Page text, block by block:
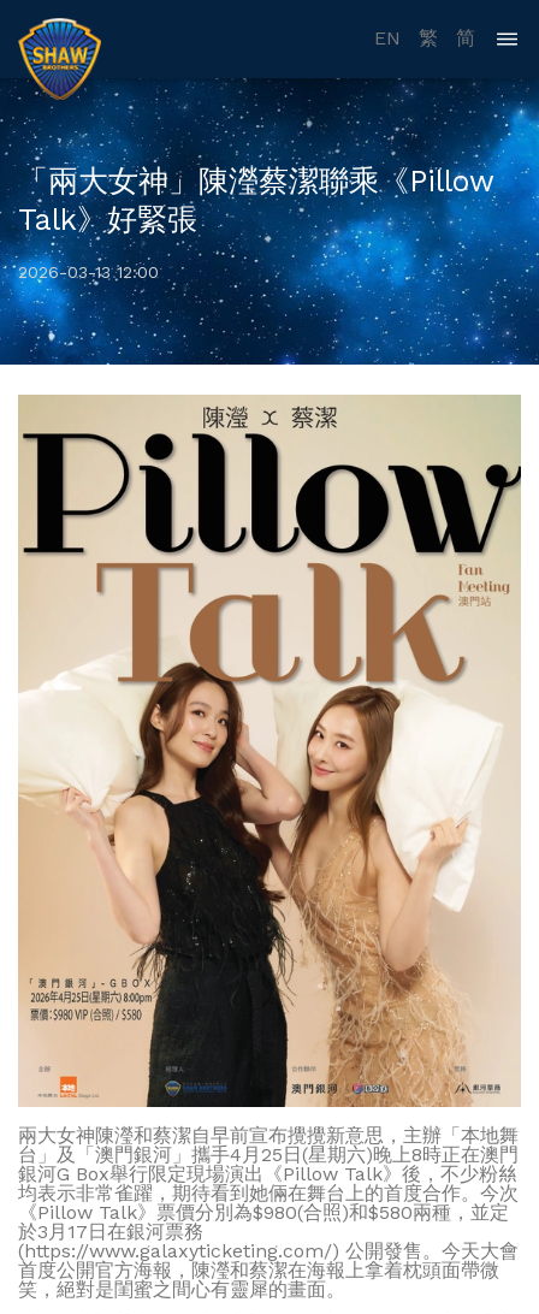
EN 繁 简
「兩大女神」陳瀅蔡潔聯乘《Pillow
Talk》好緊張
2026-03-13 12:00
兩大女神陳瀅和蔡潔自早前宣布攪攪新意思，主辦「本地舞
台」及「澳門銀河」攜手4月25日(星期六)晚上8時正在澳門
銀河G Box舉行限定現場演出《Pillow Talk》後，不少粉𢇃
均表示非常雀躍，期待看到她倆在舞台上的首度合作。今次
《Pillow Talk》票價分別為$980(合照)和$580兩種，並定
於3月17日在銀河票務
(https://www.galaxyticketing.com/) 公開發售。今天大會
首度公開官方海報，陳瀅和蔡潔在海報上拿着枕頭面帶微
笑，絕對是閨蜜之間心有靈犀的畫面。